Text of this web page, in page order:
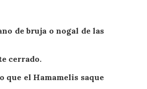
de bruja o nogal de las
cerrado.
que el Hamamelis saque